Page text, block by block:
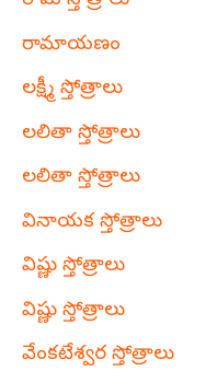
రామాయణం
లక్ష్మీ స్తోత్రాలు
లలితా స్తోత్రాలు
లలితా స్తోత్రాలు
వినాయక స్తోత్రాలు
విష్ణు స్తోత్రాలు
విష్ణు స్తోత్రాలు
వేంకటేశ్వర స్తోత్రాలు